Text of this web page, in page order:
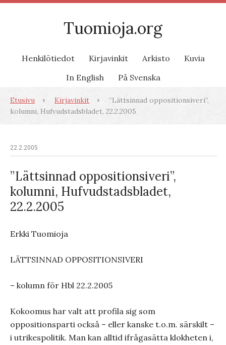
Tuomioja.org
Henkilötiedot Kirjavinkit Arkisto
Kuvia
In English
På Svenska
Etusivu Kirjavinkit
”Lättsinnad oppositionsiveri”,
kolumni, Hufvudstadsbladet, 22.2.2005
22.2.2005
”Lättsinnad oppositionsiveri”,
kolumni, Hufvudstadsbladet,
22.2.2005
Erkki Tuomioja
LÄTTSINNAD OPPOSITIONSIVERI
– kolumn för Hbl 22.2.2005
Kokoomus har valt att profila sig som
oppositionsparti också – eller kanske t.o.m. särskilt –
i utrikespolitik. Man kan alltid ifrågasätta klokheten i,